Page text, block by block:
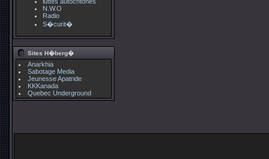
N.W.O
Radio
S�curit�
Sites H�berg�
Anarkhia
Sabotage Media
Jeunesse Apatride
KKKanada
Quebec Underground